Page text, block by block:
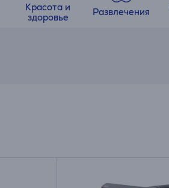
Красота и
здоровье
Развлечения